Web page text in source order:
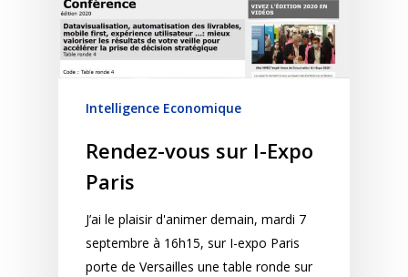
Intelligence Economique
Rendez-vous sur I-Expo
Paris
J’ai le plaisir d'animer demain, mardi 7
septembre à 16h15, sur I-expo Paris
porte de Versailles une table ronde sur